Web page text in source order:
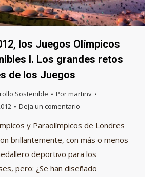
los Juegos Olímpicos
I. Los grandes retos
de los Juegos
Sostenible Pormartinv
Deja un comentario
y Paraolímpicos de Londres
brillantemente, con más o menos
deportivo para los
pero: ¿Se han diseñado